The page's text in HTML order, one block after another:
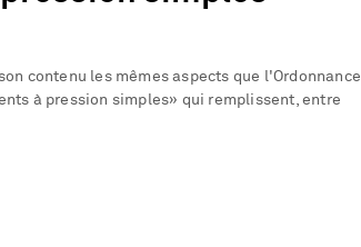
contenu les mêmes aspects que l'Ordonnance
à pression simples» qui remplissent, entre